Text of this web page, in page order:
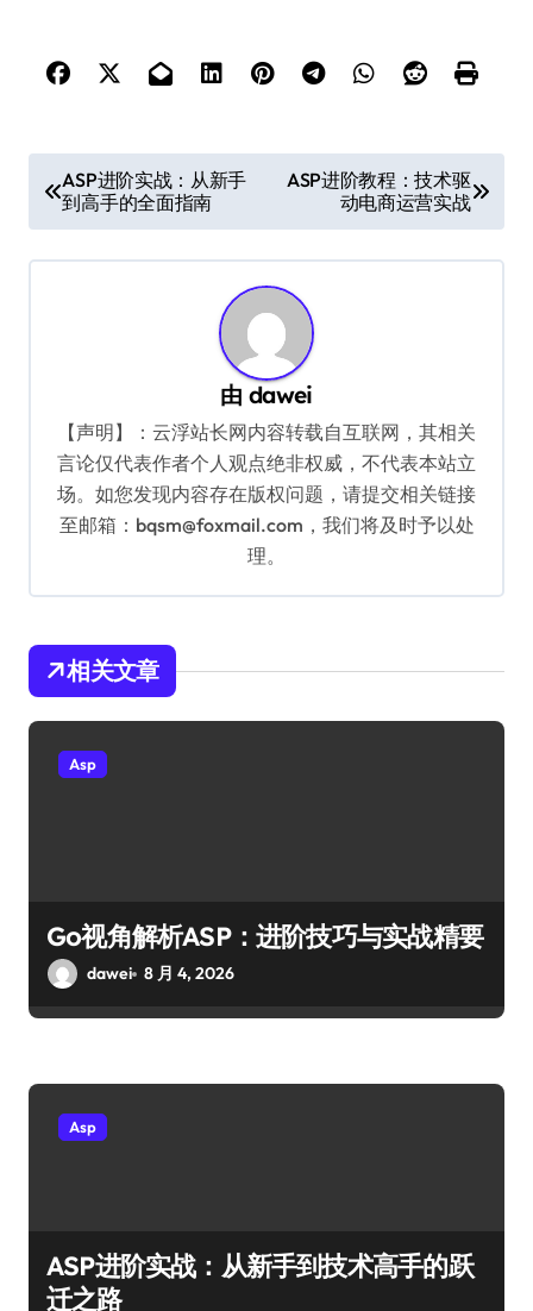
章
导
ASP进阶实战：从新手
到高手的全面指南
ASP进阶教程：技术驱
动电商运营实战
由dawei
【声明】：云浮站长网内容转载自互联网，其相关
言论仅代表作者个人观点绝非权威，不代表本站立
场。如您发现内容存在版权问题，请提交相关链接
至邮箱：bqsm@foxmail.com，我们将及时予以处
理。
相关文章
Asp
Go视角解析ASP：进阶技巧与实战精要
dawei 8 月 4, 2026
Asp
ASP进阶实战：从新手到技术高手的跃
迁之路